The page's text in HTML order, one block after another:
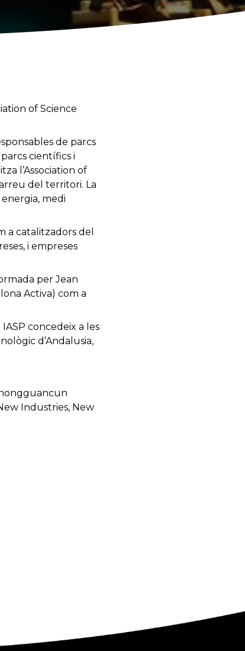
of Science
de parcs
científics i
l’Association of
del territori. La
medi
a catalitzadors del
i empreses
per Jean
Activa) com a
concedeix a les
d’Andalusia,
Industries, New